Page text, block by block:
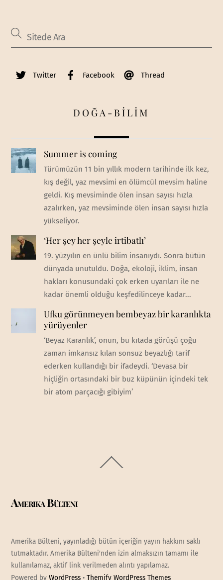
Twitter Facebook Thread
DOĞA-BİLİM
Summer is coming
Türümüzün 11 bin yıllık modern tarihinde ilk kez,
kış değil, yaz mevsimi en ölümcül mevsim haline
geldi. Kış mevsiminde ölen insan sayısı hızla
azalırken, yaz mevsiminde ölen insan sayısı hızla
yükseliyor.
‘Her şey her şeyle irtibatlı’
19. yüzyılın en ünlü bilim insanıydı. Sonra bütün
dünyada unutuldu. Doğa, ekoloji, iklim, insan
hakları konusundaki çok erken uyarıları ile ne
kadar önemli olduğu keşfedilinceye kadar...
Ufku görünmeyen bembeyaz bir karanlıkta
yürüyenler
‘Beyaz Karanlık’, onun, bu kıtada görüşü çoğu
zaman imkansız kılan sonsuz beyazlığı tarif
ederken kullandığı bir ifadeydi. ‘Devasa bir
hiçliğin ortasındaki bir buz küpünün içindeki tek
bir atom parçacığı gibiyim’
To
Amerika Bülteni
Amerika Bülteni, yayınladığı bütün içeriğin yayın hakkını saklı
tutmaktadır. Amerika Bülteni'nden izin almaksızın tamamı ile
kullanılamaz, aktif link verilmeden alıntı yapılamaz.
Powered byWordPress •Themify WordPress Themes